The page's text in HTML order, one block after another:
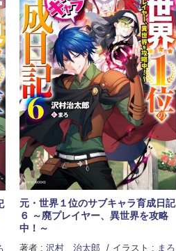
元・世界１位のサブキャラ育成日記
６ ～廃プレイヤー、異世界を攻略
中！～
著者 : 沢村 治太郎 イラスト : まろ